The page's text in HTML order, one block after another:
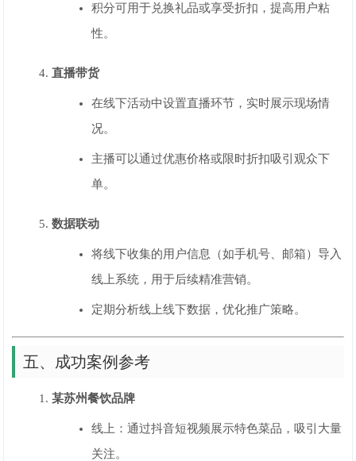
积分可用于兑换礼品或享受折扣，提高用户粘
性。
直播带货
在线下活动中设置直播环节，实时展示现场情
况。
主播可以通过优惠价格或限时折扣吸引观众下
单。
数据联动
将线下收集的用户信息（如手机号、邮箱）导入
线上系统，用于后续精准营销。
定期分析线上线下数据，优化推广策略。
五、成功案例参考
某苏州餐饮品牌
线上：通过抖音短视频展示特色菜品，吸引大量
关注。